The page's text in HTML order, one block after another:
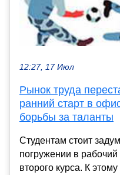
12:27, 17 Июл
Рынок труда
ранний старт в
борьбы за таланты
Студентам стоит
погружении в
второго курса. К